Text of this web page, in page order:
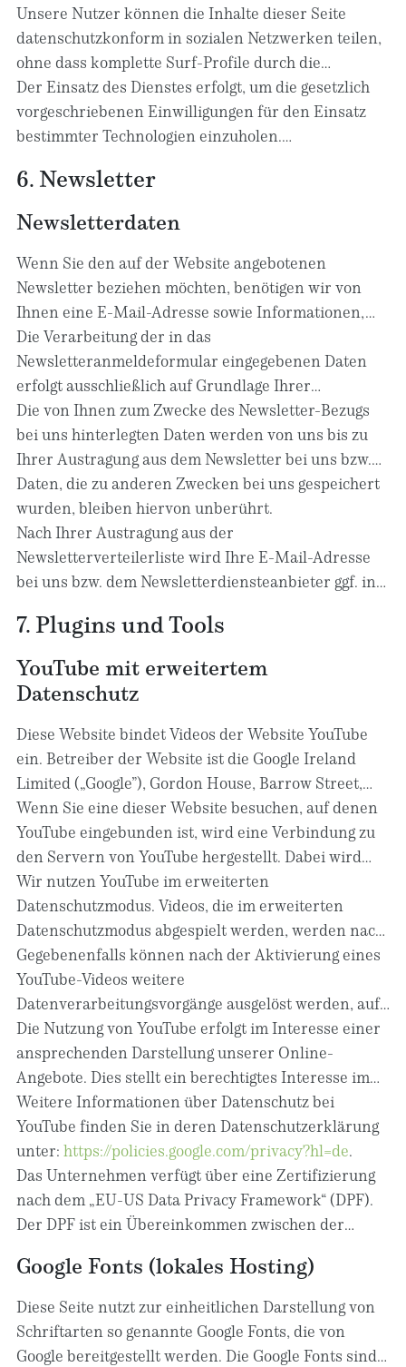
Nutzer aktiv auf einen dieser Button klickt. Der
Klick auf den Button stellt eine Einwilligung im
Sinne des Art. 6 Abs. 1 lit. a DSGVO und § 25 Abs. 1
TDDDG dar. Diese Einwilligung kann jederzeit mit
Wirkung für die Zukunft widerrufen werden.
Netzwerke angemeldet, erscheint bei der Nutzung
der Social-Media-Elemente von Facebook, X & Co.
ein Informations-Fenster, in dem der Nutzer den
Text vor dem Absenden bestätigen kann.
Unsere Nutzer können die Inhalte dieser Seite
datenschutzkonform in sozialen Netzwerken teilen,
ohne dass komplette Surf-Profile durch die
Betreiber der Netzwerke erstellt werden.
Der Einsatz des Dienstes erfolgt, um die gesetzlich
vorgeschriebenen Einwilligungen für den Einsatz
bestimmter Technologien einzuholen.
6. Newsletter
Newsletter­daten
Wenn Sie den auf der Website angebotenen
Newsletter beziehen möchten, benötigen wir von
Ihnen eine E-Mail-Adresse sowie Informationen,
welche uns die Überprüfung gestatten, dass Sie der
Inhaber der angegebenen E-Mail-Adresse sind und
mit dem Empfang des Newsletters einverstanden
sind. Weitere Daten werden nicht bzw. nur auf
freiwilliger Basis erhoben. Diese Daten verwenden
wir ausschließlich für den Versand der
angeforderten Informationen und geben diese nicht
an Dritte weiter.
Die Verarbeitung der in das
Newsletteranmeldeformular eingegebenen Daten
erfolgt ausschließlich auf Grundlage Ihrer
Einwilligung (Art. 6 Abs. 1 lit. a DSGVO). Die erteilte
Einwilligung zur Speicherung der Daten, der E-Mail-
Adresse sowie deren Nutzung zum Versand des
Newsletters können Sie jederzeit widerrufen, etwa
über den „Austragen“-Link im Newsletter. Die
Rechtmäßigkeit der bereits erfolgten
Datenverarbeitungsvorgänge bleibt vom Widerruf
unberührt.
Die von Ihnen zum Zwecke des Newsletter-Bezugs
bei uns hinterlegten Daten werden von uns bis zu
Ihrer Austragung aus dem Newsletter bei uns bzw.
dem Newsletterdiensteanbieter gespeichert und
nach der Abbestellung des Newsletters oder nach
Zweckfortfall aus der Newsletterverteilerliste
gelöscht. Wir behalten uns vor, E-Mail-Adressen aus
unserem Newsletterverteiler nach eigenem
Interesses nach Art. 6 Abs. 1 lit. f DSGVO zu löschen
oder zu sperren.
Daten, die zu anderen Zwecken bei uns gespeichert
wurden, bleiben hiervon unberührt.
Nach Ihrer Austragung aus der
Newsletterverteilerliste wird Ihre E-Mail-Adresse
bei uns bzw. dem Newsletterdiensteanbieter ggf. in
Verhinderung künftiger Mailings erforderlich ist.
Die Daten aus der Blacklist werden nur für diesen
Zweck verwendet und nicht mit anderen Daten
zusammengeführt. Dies dient sowohl Ihrem
Interesse als auch unserem Interesse an der
Einhaltung der gesetzlichen Vorgaben beim Versand
von Newslettern (berechtigtes Interesse im Sinne
des Art. 6 Abs. 1 lit. f DSGVO). Die Speicherung in der
Blacklist ist zeitlich nicht befristet.Sie können der
Speicherung widersprechen, sofern Ihre Interessen
unser berechtigtes Interesse überwiegen.
7. Plugins und Tools
YouTube mit erweitertem
Datenschutz
Diese Website bindet Videos der Website YouTube
ein. Betreiber der Website ist die Google Ireland
Limited („Google”), Gordon House, Barrow Street,
Dublin 4, Irland.
Wenn Sie eine dieser Website besuchen, auf denen
YouTube eingebunden ist, wird eine Verbindung zu
den Servern von YouTube hergestellt. Dabei wird
dem YouTube-Server mitgeteilt, welche unserer
Seiten Sie besucht haben. Wenn Sie in Ihrem
YouTube-Account eingeloggt sind, ermöglichen Sie
YouTube, Ihr Surfverhalten direkt Ihrem
persönlichen Profil zuzuordnen. Dies können Sie
verhindern, indem Sie sich aus Ihrem YouTube-
Account ausloggen.
Wir nutzen YouTube im erweiterten
Datenschutzmodus. Videos, die im erweiterten
Datenschutzmodus abgespielt werden, werden nach
Aussage von YouTube nicht zur Personalisierung des
Surfens auf YouTube eingesetzt. Anzeigen, die im
erweiterten Datenschutzmodus ausgespielt werden,
sind ebenfalls nicht personalisiert. Im erweiterten
Datenschutzmodus werden keine Cookies gesetzt.
Stattdessen werden jedoch sogenannte Local
Storage Elemente im Browser des Users gespeichert,
die ähnlich wie Cookies personenbezogene Daten
beinhalten und zur Wiedererkennung eingesetzt
werden können. Details zum erweiterten
Datenschutzmodus finden Sie hier:
https://support.google.com/youtube/answer/171780
Gegebenenfalls können nach der Aktivierung eines
YouTube-Videos weitere
Datenverarbeitungsvorgänge ausgelöst werden, auf
die wir keinen Einfluss haben.
Die Nutzung von YouTube erfolgt im Interesse einer
ansprechenden Darstellung unserer Online-
Angebote. Dies stellt ein berechtigtes Interesse im
Sinne von Art. 6 Abs. 1 lit. f DSGVO dar. Sofern eine
entsprechende Einwilligung abgefragt wurde, erfolgt
die Verarbeitung ausschließlich auf Grundlage von
Art. 6 Abs. 1 lit. a DSGVO und § 25 Abs. 1 TDDDG,
soweit die Einwilligung die Speicherung von Cookies
oder den Zugriff auf Informationen im Endgerät des
TDDDG umfasst. Die Einwilligung ist jederzeit
widerrufbar.
Weitere Informationen über Datenschutz bei
YouTube finden Sie in deren Datenschutzerklärung
unter: https://policies.google.com/privacy?hl=de.
Das Unternehmen verfügt über eine Zertifizierung
nach dem „EU-US Data Privacy Framework“ (DPF).
Der DPF ist ein Übereinkommen zwischen der
Einhaltung europäischer Datenschutzstandards bei
Datenverarbeitungen in den USA gewährleisten soll.
Jedes nach dem DPF zertifizierte Unternehmen
verpflichtet sich, diese Datenschutzstandards
Google Fonts (lokales Hosting)
Diese Seite nutzt zur einheitlichen Darstellung von
Schriftarten so genannte Google Fonts, die von
Google bereitgestellt werden. Die Google Fonts sind